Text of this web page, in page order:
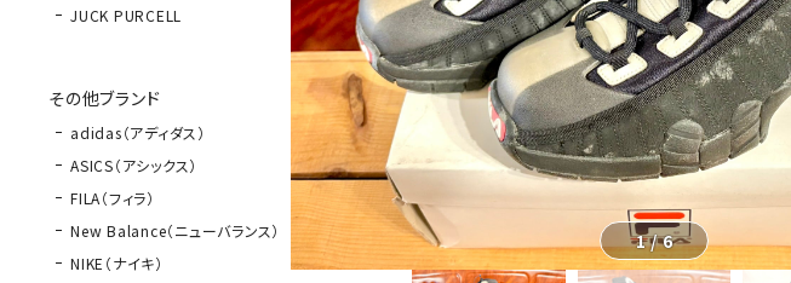
JUCK PURCELL
その他ブランド
adidas（アディダス）
ASICS（アシックス）
FILA（フィラ）
New Balance（ニューバランス）
NIKE（ナイキ）
1/6